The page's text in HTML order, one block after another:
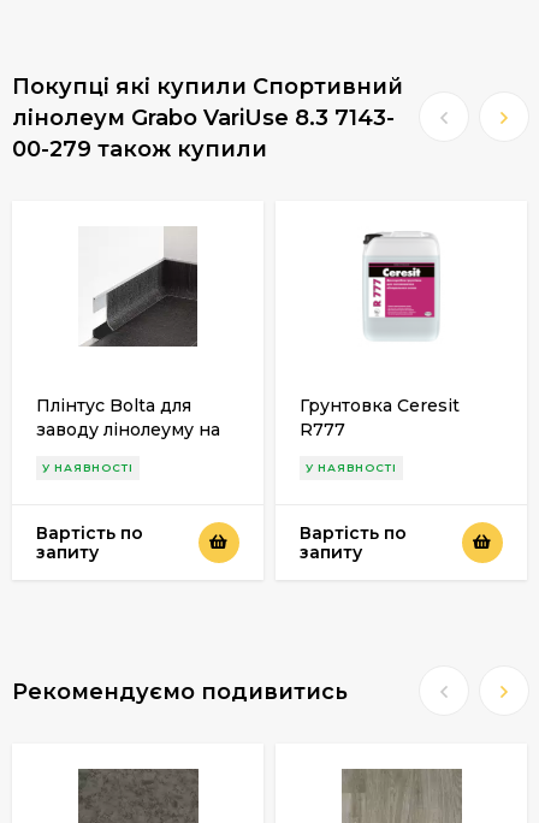
Покупці які купили Спортивний
лінолеум Grabo VariUse 8.3 7143-
00-279 також купили
Плінтус Bolta для
заводу лінолеуму на
У НАЯВНОСТІ
Вартість по
запиту
Грунтовка Ceresit
R777
У НАЯВНОСТІ
Вартість по
запиту
Рекомендуємо подивитись